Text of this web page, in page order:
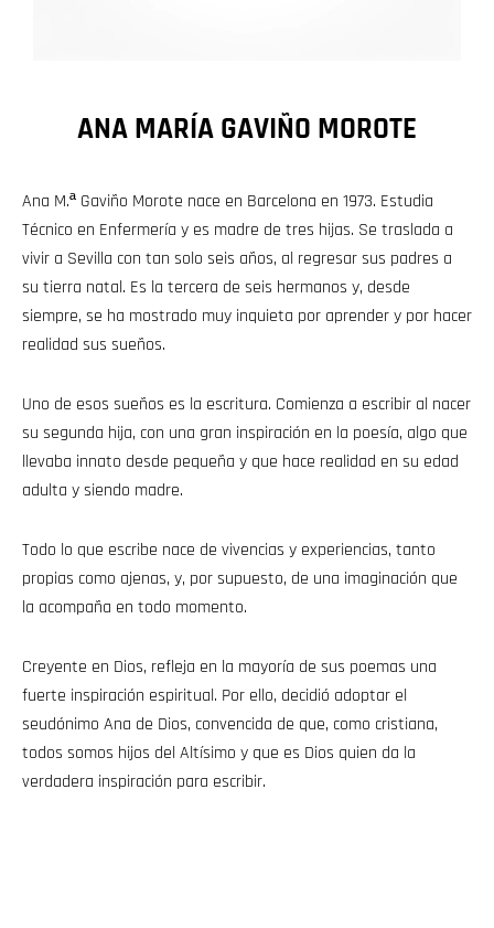
ANA MARÍA GAVIÑO MOROTE
Ana M.ª Gaviño Morote nace en Barcelona en 1973. Estudia
Técnico en Enfermería y es madre de tres hijas. Se traslada a
vivir a Sevilla con tan solo seis años, al regresar sus padres a
su tierra natal. Es la tercera de seis hermanos y, desde
siempre, se ha mostrado muy inquieta por aprender y por hacer
realidad sus sueños.
Uno de esos sueños es la escritura. Comienza a escribir al nacer
su segunda hija, con una gran inspiración en la poesía, algo que
llevaba innato desde pequeña y que hace realidad en su edad
adulta y siendo madre.
Todo lo que escribe nace de vivencias y experiencias, tanto
propias como ajenas, y, por supuesto, de una imaginación que
la acompaña en todo momento.
Creyente en Dios, refleja en la mayoría de sus poemas una
fuerte inspiración espiritual. Por ello, decidió adoptar el
seudónimo Ana de Dios, convencida de que, como cristiana,
todos somos hijos del Altísimo y que es Dios quien da la
verdadera inspiración para escribir.